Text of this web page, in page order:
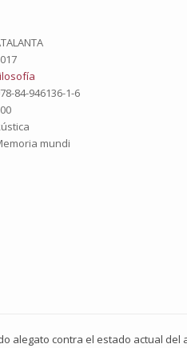
84-946136-1-6
mundi
alegato contra el estado actual